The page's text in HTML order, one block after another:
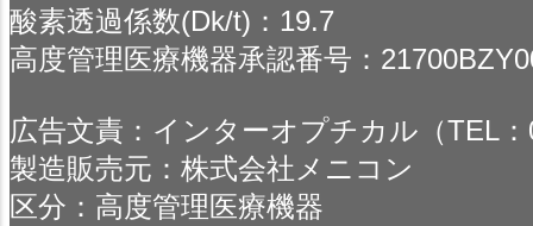
酸素透過係数(Dk/t)：19.7
高度管理医療機器承認番号：
広告文責：インターオプチカル（TEL：
製造販売元：株式会社メニコン
区分：高度管理医療機器